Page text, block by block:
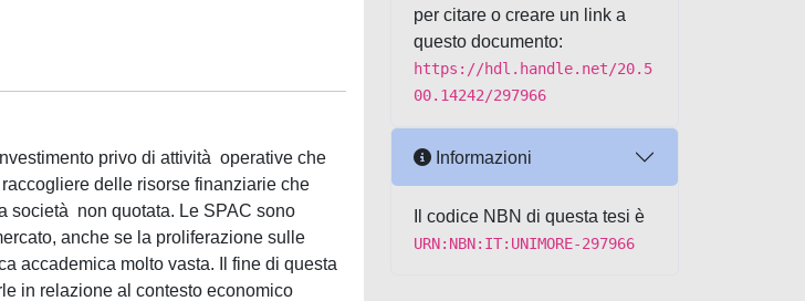
privo di attività operative che
delle risorse finanziarie che
società non quotata. Le SPAC sono
anche se la proliferazione sulle
accademica molto vasta. Il fine di questa
in relazione al contesto economico
per citare o creare un link a
questo documento:
https://hdl.handle.net/20.5
00.14242/297966
Informazioni
Il codice NBN di questa tesi è
URN:NBN:IT:UNIMORE-297966